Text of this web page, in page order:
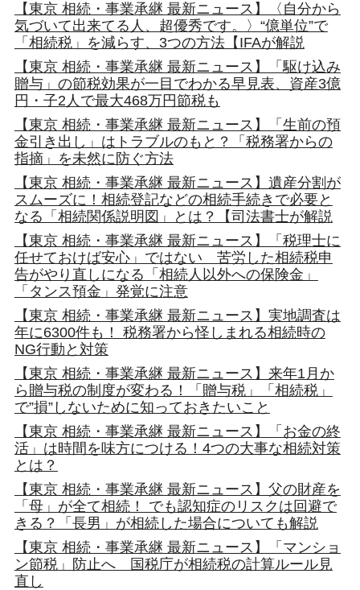
【東京 相続・事業承継 最新ニュース】〈自分から
気づいて出来てる人、超優秀です。〉“億単位”で
「相続税」を減らす、3つの方法【IFAが解説
【東京 相続・事業承継 最新ニュース】「駆け込み
贈与」の節税効果が一目でわかる早見表、資産3億
円・子2人で最大468万円節税も
【東京 相続・事業承継 最新ニュース】「生前の預
金引き出し」はトラブルのもと？「税務署からの
指摘」を未然に防ぐ方法
【東京 相続・事業承継 最新ニュース】遺産分割が
スムーズに！相続登記などの相続手続きで必要と
なる「相続関係説明図」とは？【司法書士が解説
【東京 相続・事業承継 最新ニュース】「税理士に
任せておけば安心」ではない 苦労した相続税申
告がやり直しになる「相続人以外への保険金」
「タンス預金」発覚に注意
【東京 相続・事業承継 最新ニュース】実地調査は
年に6300件も！ 税務署から怪しまれる相続時の
NG行動と対策
【東京 相続・事業承継 最新ニュース】来年1月か
ら贈与税の制度が変わる！「贈与税」「相続税」
で”損”しないために知っておきたいこと
【東京 相続・事業承継 最新ニュース】「お金の終
活」は時間を味方につける！4つの大事な相続対策
とは？
【東京 相続・事業承継 最新ニュース】父の財産を
「母」が全て相続！ でも認知症のリスクは回避で
きる？「長男」が相続した場合についても解説
【東京 相続・事業承継 最新ニュース】「マンショ
ン節税」防止へ 国税庁が相続税の計算ルール見
直し